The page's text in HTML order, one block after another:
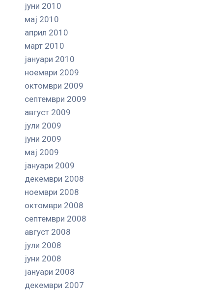
јуни 2010
мај 2010
април 2010
март 2010
јануари 2010
ноември 2009
октомври 2009
септември 2009
август 2009
јули 2009
јуни 2009
мај 2009
јануари 2009
декември 2008
ноември 2008
октомври 2008
септември 2008
август 2008
јули 2008
јуни 2008
јануари 2008
декември 2007